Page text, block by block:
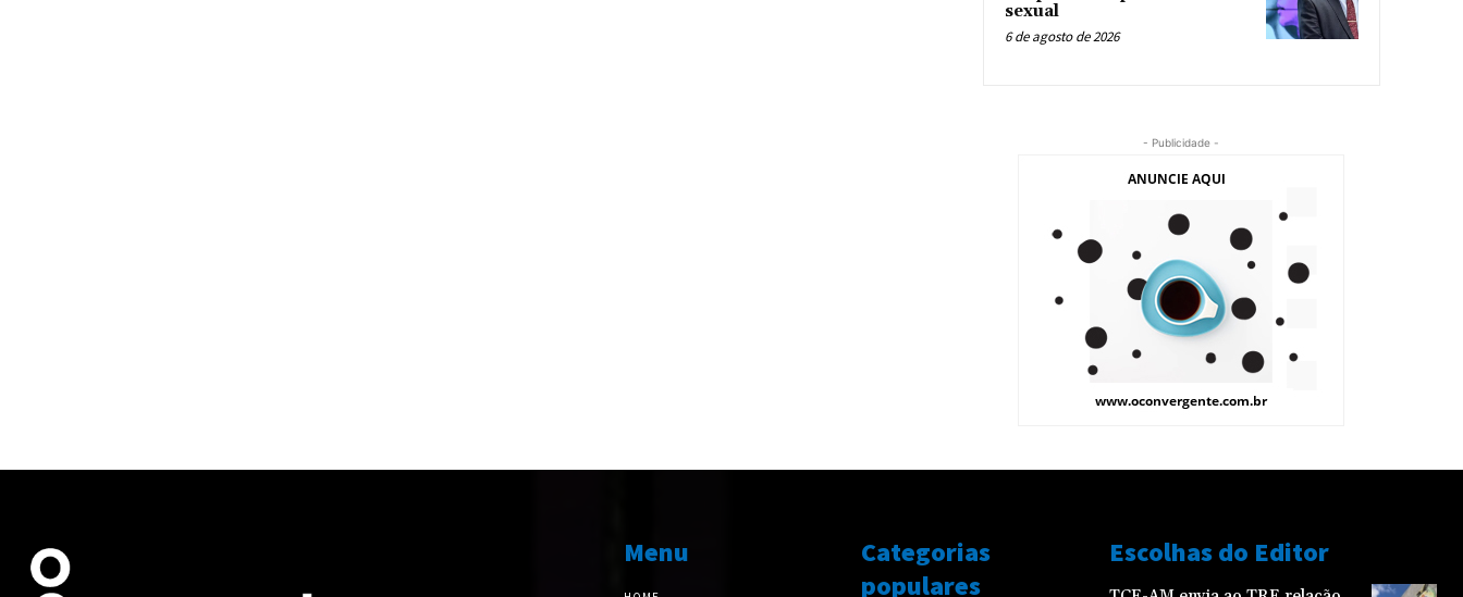
sexual
6 de agosto de 2026
- Publicidade -
Menu
Categorias
populares
Escolhas do Editor